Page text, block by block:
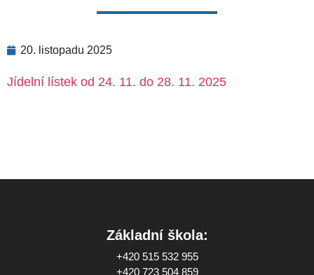
20. listopadu 2025
Jídelní lístek od 24. 11. do 28. 11. 2025
Základní škola:
+420 515 532 955
+420 723 504 859